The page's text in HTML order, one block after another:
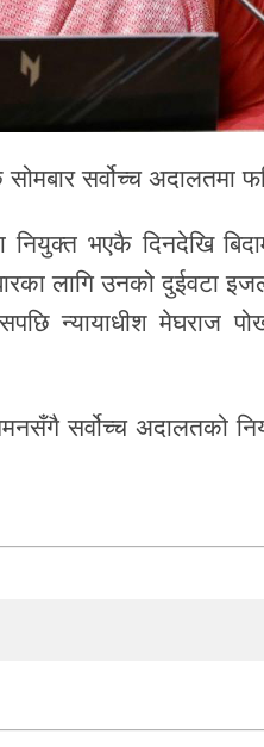
सर्वोच्च अदालतमा
नियुक्त भएकै दिनदेखि
लागि उनको दुईवटा
न्यायाधीश मेघराज
सर्वोच्च अदालतको